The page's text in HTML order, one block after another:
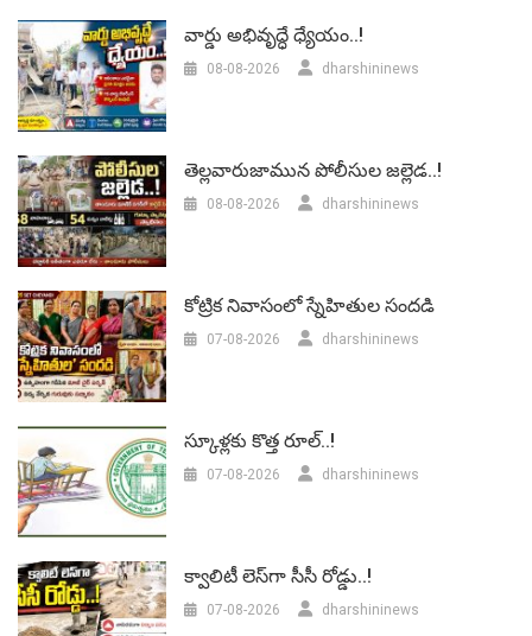
వార్డు అభివృద్ధే ధ్యేయం..!
08-08-2026 dharshininews
తెల్లవారుజామున పోలీసుల జల్లెడ..!
08-08-2026 dharshininews
కోట్రిక నివాసంలో స్నేహితుల సందడి
07-08-2026 dharshininews
స్కూళ్లకు కొత్త రూల్..!
07-08-2026 dharshininews
క్వాలిటీ లెస్‌గా సీసీ రోడ్డు..!
07-08-2026 dharshininews